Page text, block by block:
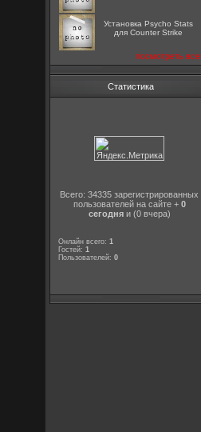
Установка Psycho Stats
для Counter Strike
посмотреть все
Статистика
Всего: 34335 зарегистрированных
пользователей на сайте + 0
сегодняи (0 вчера)
Онлайн всего:1
Гостей:1
Пользователей:0